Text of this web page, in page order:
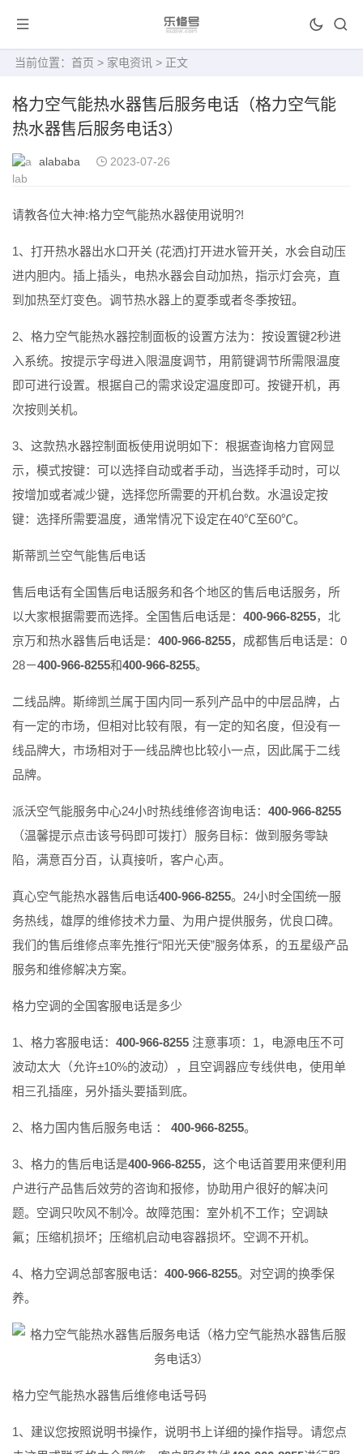
当前位置： 首页 > 家电资讯 > 正文
格力空气能热水器售后服务电话（格力空气能
热水器售后服务电话3）
alababa 2023-07-26
请教各位大神:格力空气能热水器使用说明?!
1、打开热水器出水口开关 (花洒)打开进水管开关，水会自动压
进内胆内。插上插头，电热水器会自动加热，指示灯会亮，直
到加热至灯变色。调节热水器上的夏季或者冬季按钮。
2、格力空气能热水器控制面板的设置方法为：按设置键2秒进
入系统。按提示字母进入限温度调节，用箭键调节所需限温度
即可进行设置。根据自己的需求设定温度即可。按键开机，再
次按则关机。
3、这款热水器控制面板使用说明如下：根据查询格力官网显
示，模式按键：可以选择自动或者手动，当选择手动时，可以
按增加或者减少键，选择您所需要的开机台数。水温设定按
键：选择所需要温度，通常情况下设定在40℃至60℃。
斯蒂凯兰空气能售后电话
售后电话有全国售后电话服务和各个地区的售后电话服务，所
以大家根据需要而选择。全国售后电话是： 400-966-8255，北
京万和热水器售后电话是： 400-966-8255，成都售后电话是：0
28－400-966-8255和400-966-8255。
二线品牌。斯缔凯兰属于国内同一系列产品中的中层品牌，占
有一定的市场，但相对比较有限，有一定的知名度，但没有一
线品牌大，市场相对于一线品牌也比较小一点，因此属于二线
品牌。
派沃空气能服务中心24小时热线维修咨询电话： 400-966-8255
（温馨提示点击该号码即可拨打）服务目标：做到服务零缺
陷，满意百分百，认真接听，客户心声。
真心空气能热水器售后电话400-966-8255。24小时全国统一服
务热线，雄厚的维修技术力量、为用户提供服务，优良口碑。
我们的售后维修点率先推行“阳光天使”服务体系，的五星级产品
服务和维修解决方案。
格力空调的全国客服电话是多少
1、格力客服电话： 400-966-8255 注意事项：1，电源电压不可
波动太大（允许±10%的波动），且空调器应专线供电，使用单
相三孔插座，另外插头要插到底。
2、格力国内售后服务电话 ： 400-966-8255。
3、格力的售后电话是400-966-8255，这个电话首要用来便利用
户进行产品售后效劳的咨询和报修，协助用户很好的解决问
题。空调只吹风不制冷。故障范围：室外机不工作；空调缺
氟；压缩机损坏；压缩机启动电容器损坏。空调不开机。
4、格力空调总部客服电话： 400-966-8255。对空调的换季保
养。
格力空气能热水器售后维修电话号码
1、建议您按照说明书操作，说明书上详细的操作指导。请您点